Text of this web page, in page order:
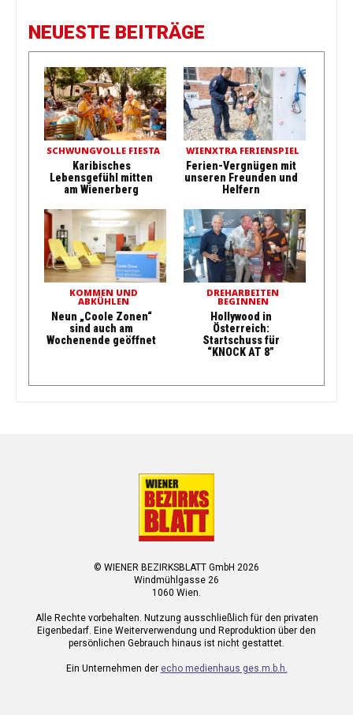
NEUESTE BEITRÄGE
SCHWUNGVOLLE FIESTA
Karibisches
Lebensgefühl mitten
am Wienerberg
WIENXTRA FERIENSPIEL
Ferien-Vergnügen mit
unseren Freunden und
Helfern
KOMMEN UND
ABKÜHLEN
Neun „Coole Zonen“
sind auch am
Wochenende geöffnet
DREHARBEITEN
BEGINNEN
Hollywood in
Österreich:
Startschuss für
“KNOCK AT 8”
© WIENER BEZIRKSBLATT GmbH 2026
Windmühlgasse 26
1060 Wien.
Alle Rechte vorbehalten. Nutzung ausschließlich für den privaten
Eigenbedarf. Eine Weiterverwendung und Reproduktion über den
persönlichen Gebrauch hinaus ist nicht gestattet.
Ein Unternehmen der echo medienhaus ges.m.b.h.